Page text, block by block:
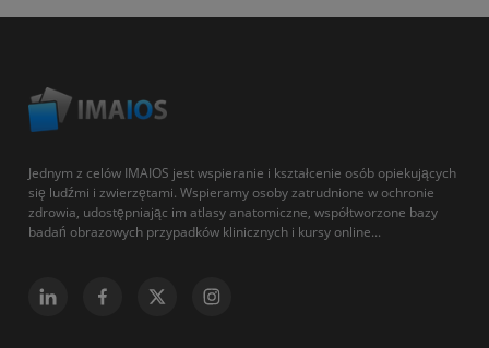
Jednym z celów IMAIOS jest wspieranie i kształcenie osób opiekujących
się ludźmi i zwierzętami. Wspieramy osoby zatrudnione w ochronie
zdrowia, udostępniając im atlasy anatomiczne, współtworzone bazy
badań obrazowych przypadków klinicznych i kursy online...